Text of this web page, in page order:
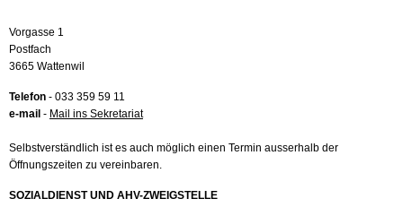
Vorgasse 1
Postfach
3665 Wattenwil
Telefon - 033 359 59 11
e-mail - Mail ins Sekretariat
Selbstverständlich ist es auch möglich einen Termin ausserhalb der
Öffnungszeiten zu vereinbaren.
SOZIALDIENST UND AHV-ZWEIGSTELLE